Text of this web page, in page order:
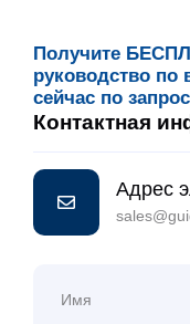
Получите
руководство
сейчас по
Контактная
Адрес
Имя